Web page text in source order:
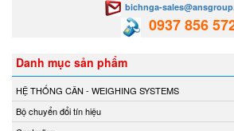
bichnga-
0937 856
Danh mục sản phẩm
HỆ THỐNG CÂN - WEIGHING SYSTEMS
Bộ chuyển đổi tín hiệu